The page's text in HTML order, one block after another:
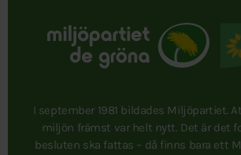
I september 1981 bildades Miljöpartiet.
miljön främst var helt nytt. Det är det
besluten ska fattas – då finns bara ett